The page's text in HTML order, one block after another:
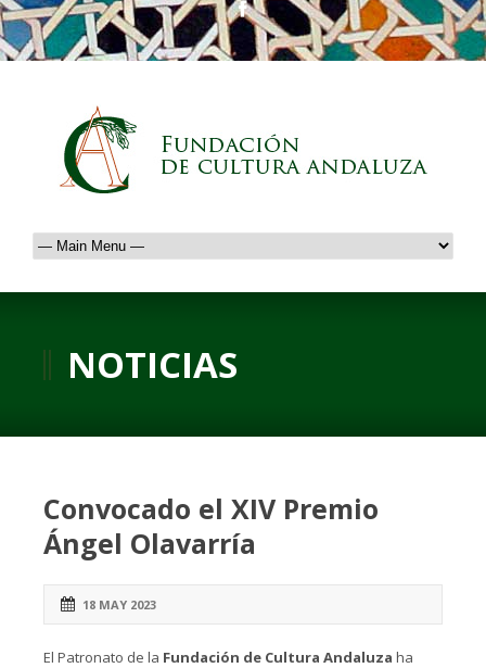
NOTICIAS
Convocado el XIV Premio
Ángel Olavarría
18 MAY 2023
El Patronato de la Fundación de Cultura Andaluza ha